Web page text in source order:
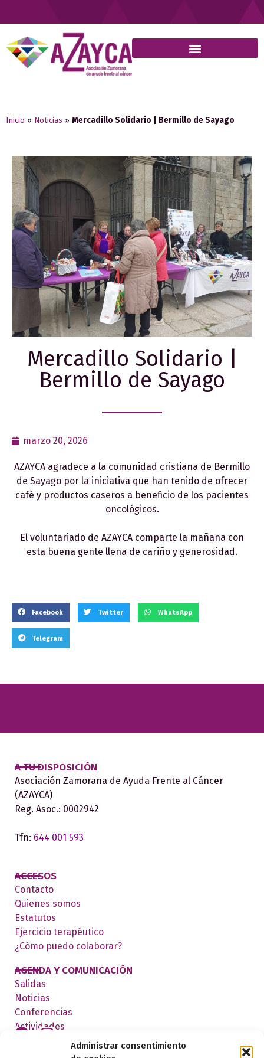
Administrar consentimiento
Inicio » Noticias » Mercadillo Solidario | Bermillo de Sayago
Mercadillo Solidario |
Bermillo de Sayago
marzo 20, 2026
AZAYCA agradece a la comunidad cristiana de Bermillo
de Sayago por la iniciativa que han tenido de ofrecer
café y productos caseros a beneficio de los pacientes
oncológicos.
El voluntariado de AZAYCA comparte la mañana con
esta buena gente llena de cariño y generosidad.
Facebook Twitter WhatsApp
Telegram
A TU DISPOSICIÓN
Asociación Zamorana de Ayuda Frente al Cáncer
(AZAYCA)
Reg. Asoc.: 0002942
Tfn: 644 001 593
ACCESOS
Contacto
Quienes somos
Estatutos
Ejercicio terapéutico
¿Cómo puedo colaborar?
AGENDA Y COMUNICACIÓN
Salidas
Noticias
Conferencias
Actividades